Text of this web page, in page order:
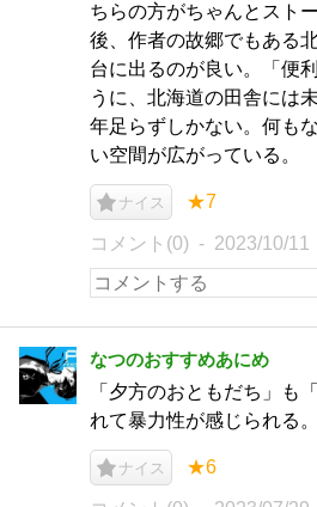
ちらの方がちゃんとスト
後、作者の故郷でもある
台に出るのが良い。「便
うに、北海道の田舎には
年足らずしかない。何も
い空間が広がっている。
ナイス ★7
コメント(0) 2023/10/11
なつのおすすめあにめ
「夕方のおともだち」も
れて暴力性が感じられる。
ナイス ★6